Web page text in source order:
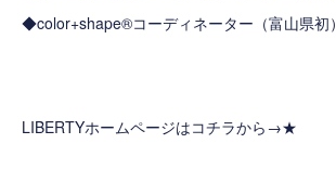
◆color+shape®コーディネーター（富山県初）
LIBERTYホームページはコチラから→★